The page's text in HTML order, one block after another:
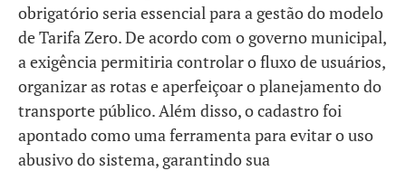
obrigatório seria essencial para a gestão do modelo
de Tarifa Zero. De acordo com o governo municipal,
a exigência permitiria controlar o fluxo de usuários,
organizar as rotas e aperfeiçoar o planejamento do
transporte público. Além disso, o cadastro foi
apontado como uma ferramenta para evitar o uso
abusivo do sistema, garantindo sua